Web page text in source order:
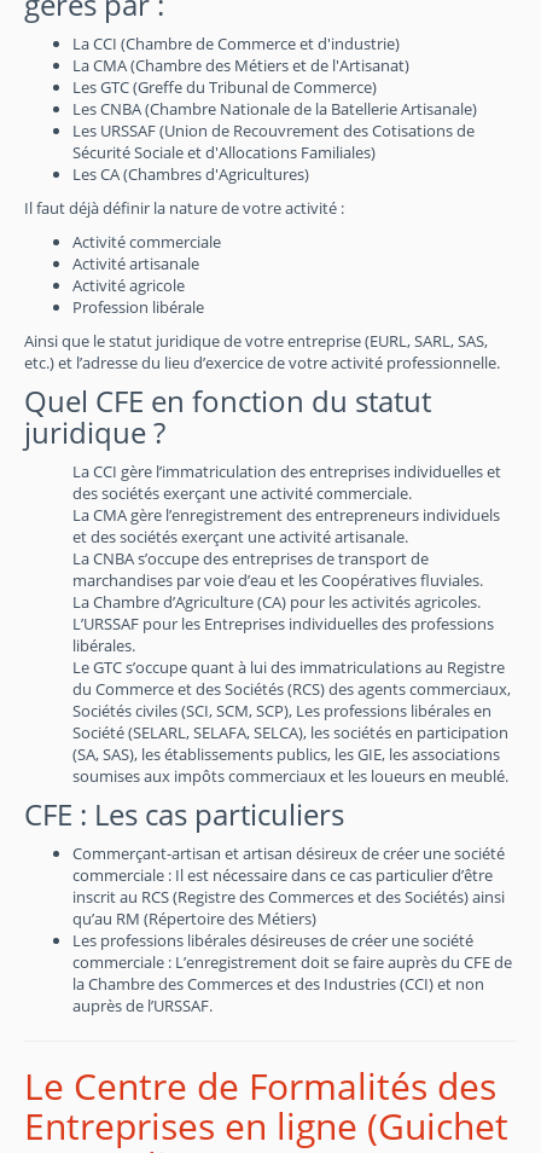
La CCI (Chambre de Commerce et d'industrie)
La CMA (Chambre des Métiers et de l'Artisanat)
Les GTC (Greffe du Tribunal de Commerce)
Les CNBA (Chambre Nationale de la Batellerie Artisanale)
Les URSSAF (Union de Recouvrement des Cotisations de
Sécurité Sociale et d'Allocations Familiales)
Les CA (Chambres d'Agricultures)
Il faut déjà définir la nature de votre activité :
Activité commerciale
Activité artisanale
Activité agricole
Profession libérale
Ainsi que le statut juridique de votre entreprise (EURL, SARL, SAS,
etc.) et l’adresse du lieu d’exercice de votre activité professionnelle.
Quel CFE en fonction du statut
juridique ?
La CCI gère l’immatriculation des entreprises individuelles et
des sociétés exerçant une activité commerciale.
La CMA gère l’enregistrement des entrepreneurs individuels
et des sociétés exerçant une activité artisanale.
La CNBA s’occupe des entreprises de transport de
marchandises par voie d’eau et les Coopératives fluviales.
La Chambre d’Agriculture (CA) pour les activités agricoles.
L’URSSAF pour les Entreprises individuelles des professions
libérales.
Le GTC s’occupe quant à lui des immatriculations au Registre
du Commerce et des Sociétés (RCS) des agents commerciaux,
Sociétés civiles (SCI, SCM, SCP), Les professions libérales en
Société (SELARL, SELAFA, SELCA), les sociétés en participation
(SA, SAS), les établissements publics, les GIE, les associations
soumises aux impôts commerciaux et les loueurs en meublé.
CFE : Les cas particuliers
Commerçant-artisan et artisan désireux de créer une société
commerciale : Il est nécessaire dans ce cas particulier d’être
inscrit au RCS (Registre des Commerces et des Sociétés) ainsi
qu’au RM (Répertoire des Métiers)
Les professions libérales désireuses de créer une société
commerciale : L’enregistrement doit se faire auprès du CFE de
la Chambre des Commerces et des Industries (CCI) et non
auprès de l’URSSAF.
Le Centre de Formalités des
Entreprises en ligne (Guichet